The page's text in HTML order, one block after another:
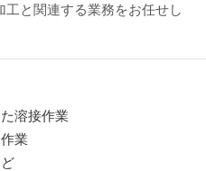
と関連する業務をお任せし
溶接作業
業